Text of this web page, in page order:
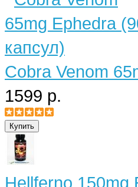
Cobra Venom
1599 р.
Hellferno 150mg